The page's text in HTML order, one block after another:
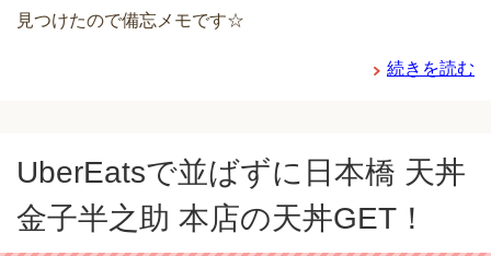
見つけたので備忘メモです☆
続きを読む
UberEatsで並ばずに日本橋 天丼
金子半之助 本店の天丼GET！